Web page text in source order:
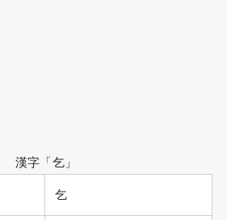
漢字「乞」
乞